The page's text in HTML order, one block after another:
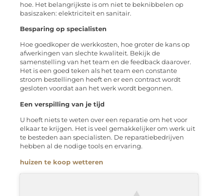
hoe. Het belangrijkste is om niet te beknibbelen op
basiszaken: elektriciteit en sanitair.
Besparing op specialisten
Hoe goedkoper de werkkosten, hoe groter de kans op
afwerkingen van slechte kwaliteit. Bekijk de
samenstelling van het team en de feedback daarover.
Het is een goed teken als het team een ​​constante
stroom bestellingen heeft en er een contract wordt
gesloten voordat aan het werk wordt begonnen.
Een verspilling van je tijd
U hoeft niets te weten over een reparatie om het voor
elkaar te krijgen. Het is veel gemakkelijker om werk uit
te besteden aan specialisten. De reparatiebedrijven
hebben al de nodige tools en ervaring.
huizen te koop wetteren